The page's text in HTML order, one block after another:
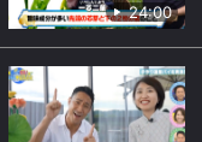
24:00